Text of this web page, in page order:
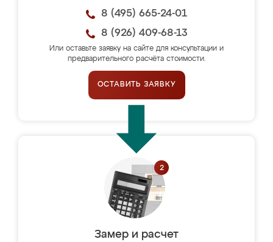
8 (495) 665-24-01
8 (926) 409-68-13
Или оставьте заявку на сайте для консультации и
предварительного расчёта стоимости.
ОСТАВИТЬ ЗАЯВКУ
Замер и расчет